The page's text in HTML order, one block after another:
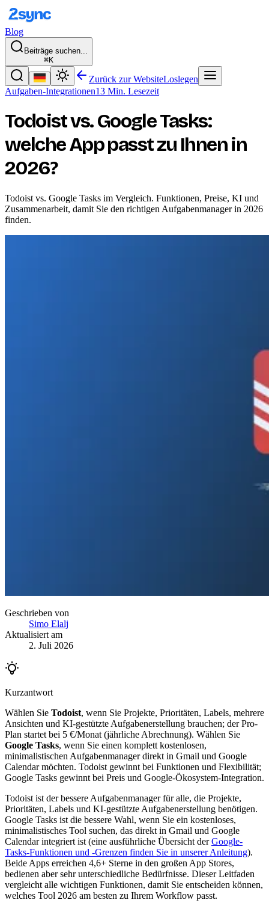
Blog
Beiträge suchen...
⌘K
Zurück zur WebsiteLoslegen
Aufgaben-Integrationen13 Min. Lesezeit
Todoist vs. Google Tasks:
welche App passt zu Ihnen in
2026?
Todoist vs. Google Tasks im Vergleich. Funktionen, Preise, KI und
Zusammenarbeit, damit Sie den richtigen Aufgabenmanager in 2026
finden.
Geschrieben von
Simo Elalj
Aktualisiert am
2. Juli 2026
Kurzantwort
Wählen Sie Todoist, wenn Sie Projekte, Prioritäten, Labels, mehrere
Ansichten und KI-gestützte Aufgabenerstellung brauchen; der Pro-
Plan startet bei 5 €/Monat (jährliche Abrechnung). Wählen Sie
Google Tasks, wenn Sie einen komplett kostenlosen,
minimalistischen Aufgabenmanager direkt in Gmail und Google
Calendar möchten. Todoist gewinnt bei Funktionen und Flexibilität;
Google Tasks gewinnt bei Preis und Google-Ökosystem-Integration.
Todoist ist der bessere Aufgabenmanager für alle, die Projekte,
Prioritäten, Labels und KI-gestützte Aufgabenerstellung benötigen.
Google Tasks ist die bessere Wahl, wenn Sie ein kostenloses,
minimalistisches Tool suchen, das direkt in Gmail und Google
Calendar integriert ist (eine ausführliche Übersicht derGoogle-
Tasks-Funktionen und -Grenzen finden Sie in unserer Anleitung).
Beide Apps erreichen 4,6+ Sterne in den großen App Stores,
bedienen aber sehr unterschiedliche Bedürfnisse. Dieser Leitfaden
vergleicht alle wichtigen Funktionen, damit Sie entscheiden können,
welches Tool 2026 am besten zu Ihrem Workflow passt.